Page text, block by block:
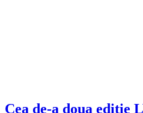
Cea de-a doua ediție